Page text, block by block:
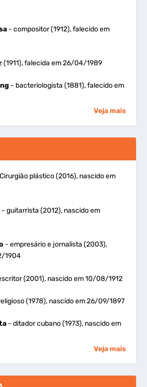
- compositor (1912), falecido em
(1911), falecida em 26/04/1989
- bacteriologista (1881), falecido em
Veja mais
plástico (2016), nascido em
- guitarrista (2012), nascido em
- empresário e jornalista (2003),
1904
(2001), nascido em 10/08/1912
(1978), nascido em 26/09/1897
- ditador cubano (1973), nascido em
Veja mais